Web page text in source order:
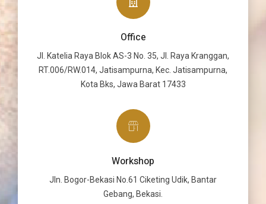
Office
Jl. Katelia Raya Blok AS-3 No. 35, Jl. Raya Kranggan,
RT.006/RW.014, Jatisampurna, Kec. Jatisampurna,
Kota Bks, Jawa Barat 17433
Workshop
Jln. Bogor-Bekasi No.61 Ciketing Udik, Bantar
Gebang, Bekasi.